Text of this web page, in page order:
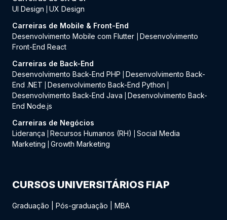
UI Design
UX Design
Carreiras de Mobile & Front-End
Desenvolvimento Mobile com Flutter
Desenvolvimento
Front-End React
Carreiras de Back-End
Desenvolvimento Back-End PHP
Desenvolvimento Back-
End .NET
Desenvolvimento Back-End Python
Desenvolvimento Back-End Java
Desenvolvimento Back-
End Node.js
Carreiras de Negócios
Liderança
Recursos Humanos (RH)
Social Media
Marketing
Growth Marketing
CURSOS UNIVERSITÁRIOS FIAP
Graduação Pós-graduação MBA